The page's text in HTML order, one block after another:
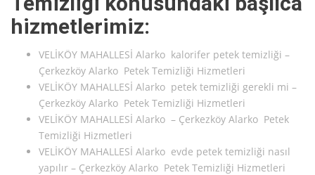
hizmetlerimiz:
VELİKÖY MAHALLESİ Alarko kalorifer petek temizliği –
Çerkezköy Alarko Petek Temizliği Hizmetleri
VELİKÖY MAHALLESİ Alarko petek temizliği gerekli mi –
Çerkezköy Alarko Petek Temizliği Hizmetleri
VELİKÖY MAHALLESİ Alarko – Çerkezköy Alarko Petek
Temizliği Hizmetleri
VELİKÖY MAHALLESİ Alarko evde petek temizliği nasıl
yapılır – Çerkezköy Alarko Petek Temizliği Hizmetleri